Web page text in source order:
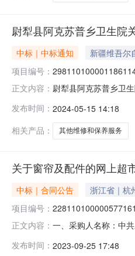
尉犁县阿克苏普乡卫生院
中标｜中标通知
新疆维吾尔
项目编号：
正文内容： 尉犁县阿克苏普乡卫
额（元）:项目所在行
发布时间： 2024-05-15 14:18
相关产品：
其他维修和保养服务
关于窗帘及配件的网上超
中标｜合同公告 浙江省｜杭
项目编号：
正文内容： 一、采购人名称：中
6010平方米
发布时间： 2023-09-25 17:48